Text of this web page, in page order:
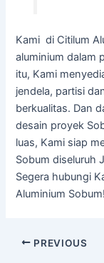
Kami di Citilum
aluminium dalam
itu, Kami
jendela, partisi
berkualitas. Dan
desain proyek
luas, Kami siap
Sobum diseluruh
Segera hubungi
Aluminium
PREVIOUS